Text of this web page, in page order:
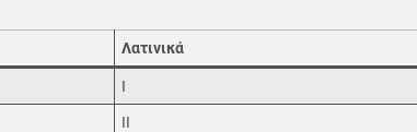
Λατινικά
I
II